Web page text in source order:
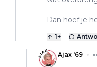
Dan hoef je
1+
Ajax '69